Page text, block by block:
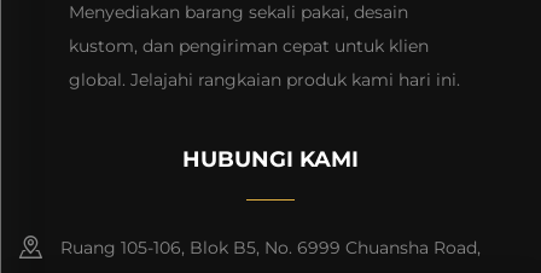
Menyediakan barang sekali pakai, desain
kustom, dan pengiriman cepat untuk klien
global. Jelajahi rangkaian produk kami hari ini.
HUBUNGI KAMI
Ruang 105-106, Blok B5, No. 6999 Chuansha Road,